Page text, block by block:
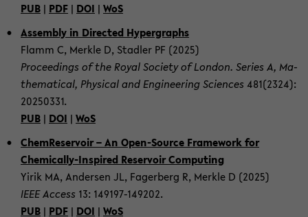
PUB | PDF | DOI | WoS
As­sem­bly in Di­rec­ted Hy­per­graphs
Flamm C, Merk­le D, Stad­ler PF (2025)
Pro­cee­dings of the Royal So­cie­ty of Lon­don. Se­ries A, Ma­
the­ma­ti­cal, Phy­si­cal and En­gi­nee­ring Sci­en­ces 481(2324):
20250331.
PUB | DOI | WoS
Chem­Re­ser­voir – An Open-​Source Frame­work for
Chemically-​Inspired Re­ser­voir Com­pu­ting
Yirik MA, An­der­sen JL, Fa­ger­berg R, Merk­le D (2025)
IEEE Ac­cess 13: 149197-​149202.
PUB | PDF | DOI | WoS